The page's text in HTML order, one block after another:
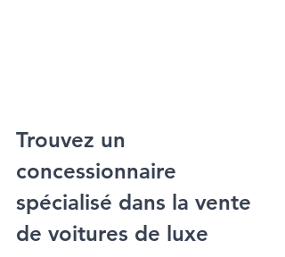
Trouvez un
concessionnaire
spécialisé dans la vente
de voitures de luxe